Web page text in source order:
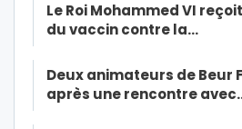
Le Roi Mohammed VI
du vaccin contre la…
Deux animateurs de Beur
après une rencontre